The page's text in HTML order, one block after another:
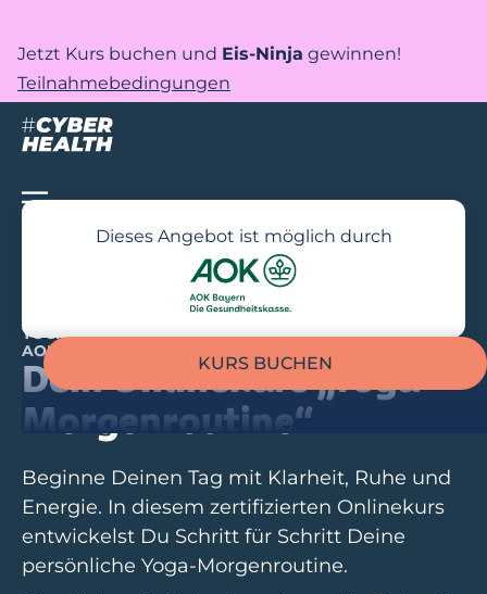
Jetzt Kurs buchen und Eis-Ninja gewinnen!
Teilnahmebedingungen
Dieses Angebot ist möglich durch
YOGA FÜR EINSTEIGER – UNTERSTÜTZT DURCH DEINE
AOK BAYERN
Dein Onlinekurs „Yoga
Morgenroutine“
Beginne Deinen Tag mit Klarheit, Ruhe und
Energie. In diesem zertifizierten Onlinekurs
entwickelst Du Schritt für Schritt Deine
persönliche Yoga-Morgenroutine.
KURS BUCHEN